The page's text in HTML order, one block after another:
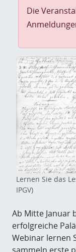
Die
Lernen Sie das
IPGV)
Ab Mitte Januar
erfolgreiche
Webinar lernen